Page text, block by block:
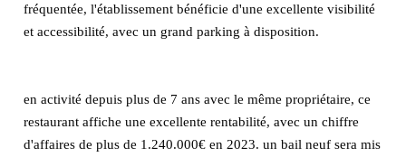
fréquentée, l'établissement bénéficie d'une excellente visibilité
et accessibilité, avec un grand parking à disposition.
en activité depuis plus de 7 ans avec le même propriétaire, ce
restaurant affiche une excellente rentabilité, avec un chiffre
d'affaires de plus de 1.240.000€ en 2023. un bail neuf sera mis